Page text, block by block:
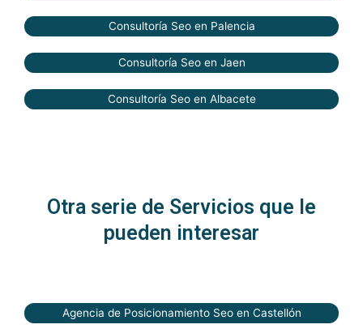
Consultoría Seo en Palencia
Consultoría Seo en Jaen
Consultoría Seo en Albacete
Otra serie de Servicios que le
pueden interesar
Agencia de Posicionamiento Seo en Castellón